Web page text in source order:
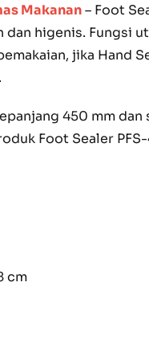
Makanan– Foot
dan higenis.
jika Hand
450 mm
Foot Sealer
cm